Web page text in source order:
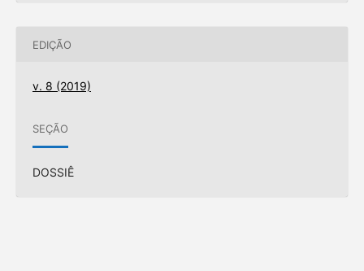
EDIÇÃO
v. 8 (2019)
SEÇÃO
DOSSIÊ